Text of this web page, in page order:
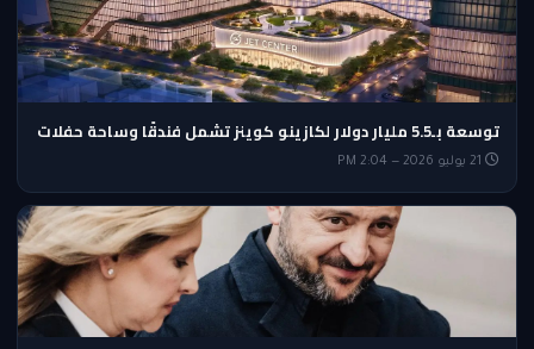
توسعة بـ5.5 مليار دولار لكازينو كوينز تشمل فندقًا وساحة حفلات